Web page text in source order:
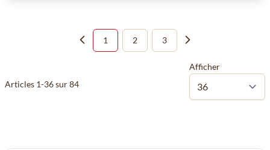
Articles 1-36sur84
Vous lisez actuellement la page
1 Page
2 Page
3
Afficher